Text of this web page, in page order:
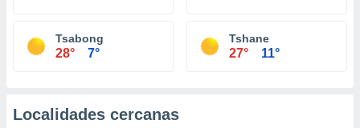
Tsabong
28° 7°
Tshane
27° 11°
Localidades cercanas